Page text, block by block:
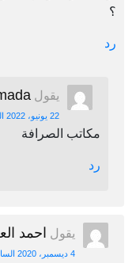
؟
رد
يقول
22 يونيو، 2022 الساعة 2:48 م
مكاتب الصرافة
رد
يقول احمد
4 ديسمبر، 2020 الساعة 4:48 م